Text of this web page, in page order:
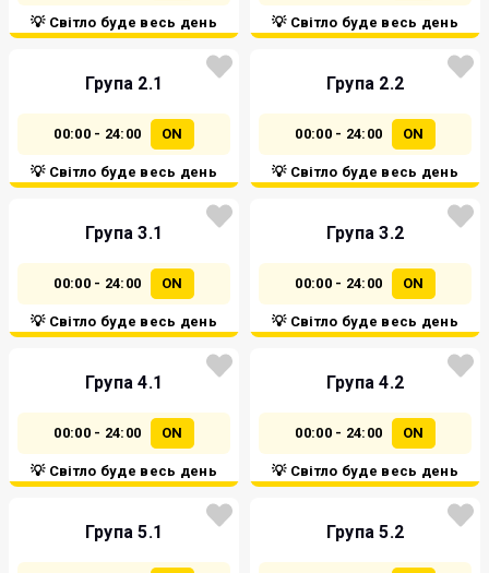
💡 Світло буде весь день 💡 Світло буде весь день
Група 2.1
00:00 - 24:00 ON
💡 Світло буде весь день
Група 2.2
00:00 - 24:00 ON
💡 Світло буде весь день
Група 3.1
00:00 - 24:00 ON
💡 Світло буде весь день
Група 3.2
00:00 - 24:00 ON
💡 Світло буде весь день
Група 4.1
00:00 - 24:00 ON
💡 Світло буде весь день
Група 4.2
00:00 - 24:00 ON
💡 Світло буде весь день
Група 5.1 Група 5.2